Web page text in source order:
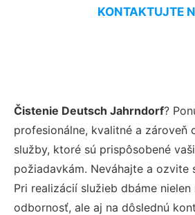
KONTAKTUJTE
Čistenie Deutsch Jahrndorf?
profesionálne, kvalitné a zároveň
služby, ktoré sú prispôsobené
požiadavkám. Neváhajte a ozvite
Pri realizácií služieb dbáme
odbornosť, ale aj na dôslednú